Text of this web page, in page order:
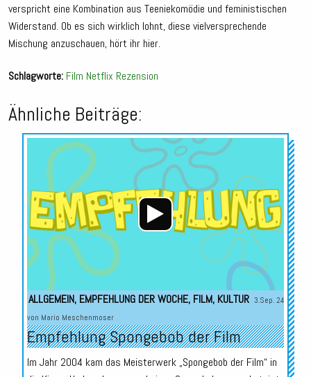
verspricht eine Kombination aus Teeniekomödie und feministischen
Widerstand. Ob es sich wirklich lohnt, diese vielversprechende
Mischung anzuschauen, hört ihr hier.
Schlagworte: Film Netflix Rezension
Ähnliche Beiträge:
Audio-
Player
ALLGEMEIN, EMPFEHLUNG DER WOCHE, FILM, KULTUR 3.Sep. 24
von Mario Meschenmoser
Empfehlung Spongebob der Film
Im Jahr 2004 kam das Meisterwerk „Spongebob der Film“ in